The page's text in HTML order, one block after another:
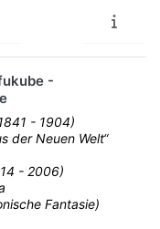
-
- 1904)
der Neuen Welt“
- 2006)
Fantasie)